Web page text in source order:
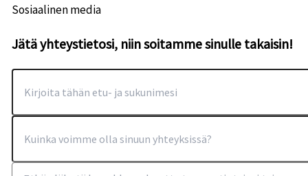
Sosiaalinen media
Jätä yhteystietosi, niin soitamme sinulle takaisin!